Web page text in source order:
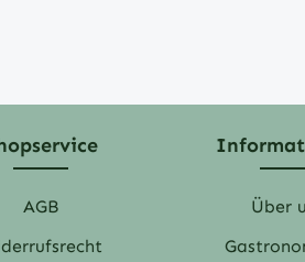
AGB
Über